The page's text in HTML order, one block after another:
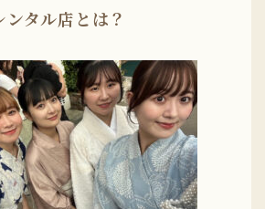
タル店とは？